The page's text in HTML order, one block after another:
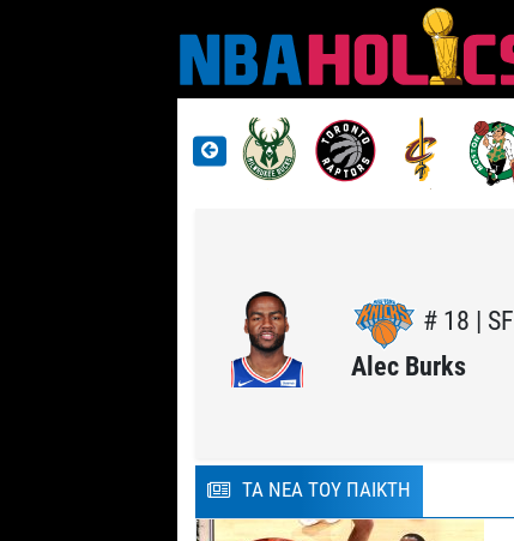
# 18 | SF
Alec Burks
ΤΑ ΝΕΑ ΤΟΥ ΠΑΙΚΤΗ